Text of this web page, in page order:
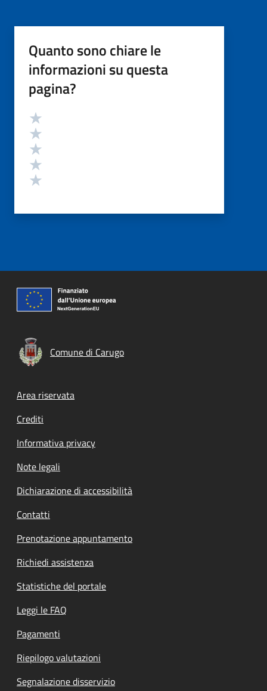
Quanto sono chiare le
informazioni su questa
pagina?
Valutazione
Comune di Carugo
Footer menu
Area riservata
Crediti
Informativa privacy
Note legali
Dichiarazione di accessibilità
Contatti
Prenotazione appuntamento
Richiedi assistenza
Statistiche del portale
Leggi le FAQ
Pagamenti
Riepilogo valutazioni
Segnalazione disservizio